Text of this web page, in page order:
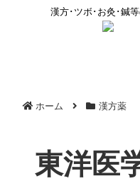
漢方･ツボ･お灸･鍼
ホーム 漢方薬
東洋医